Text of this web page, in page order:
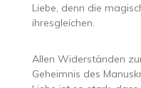
Liebe, denn die
ihresgleichen.
Allen Widerständen
Geheimnis des